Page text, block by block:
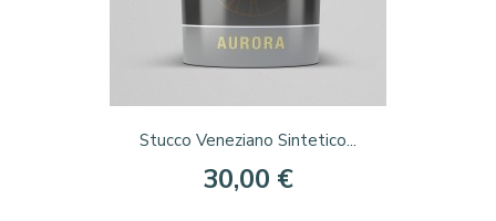
Stucco Veneziano Sintetico...
30,00 €